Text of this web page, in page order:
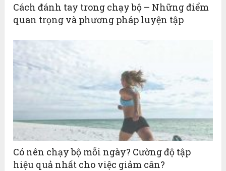
Cách đánh tay trong chạy bộ – Những điểm
quan trọng và phương pháp luyện tập
Có nên chạy bộ mỗi ngày? Cường độ tập
hiệu quả nhất cho việc giảm cân?